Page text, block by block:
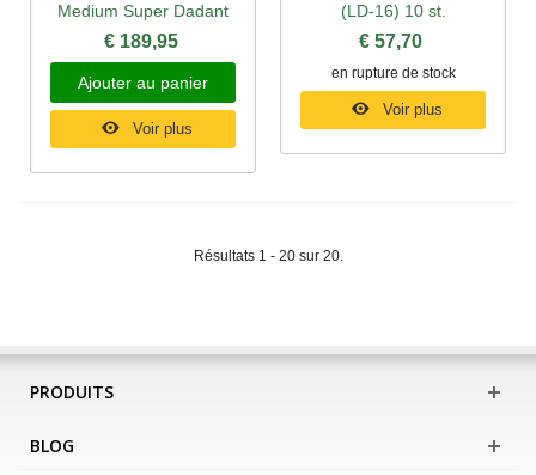
Medium Super Dadant
€ 189,95
Ajouter au panier
Voir plus
(LD-16) 10 st.
€ 57,70
en rupture de stock
Voir plus
Résultats 1 - 20 sur 20.
PRODUITS
BLOG